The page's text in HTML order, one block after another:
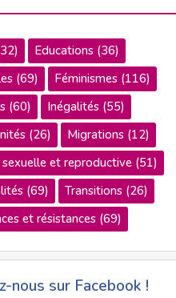
Educations (36)
(69) Féminismes (116)
(60) Inégalités (55)
(26) Migrations (12)
et reproductive (51)
(69) Transitions (26)
et résistances (69)
nous sur Facebook !